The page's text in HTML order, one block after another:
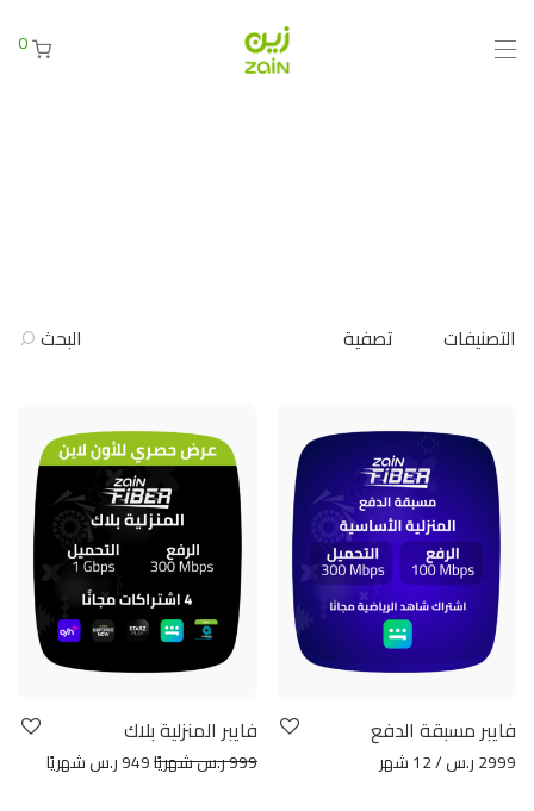
0
التصنيفات تصفية البحث
فايبر مسبقة الدفع
2999 ر.س / 12 شهر
فايبر المنزلية بلاك
999 ر.س شهريًا